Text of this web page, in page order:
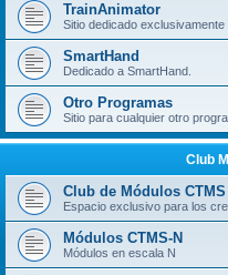
TrainAnimator
Sitio dedicado
SmartHand
Dedicado a SmartHand.
Otro Programas
Sitio para cualquier otro
Club
Club de Módulos CTMS
Espacio exclusivo para los
Módulos CTMS-N
Módulos en escala N